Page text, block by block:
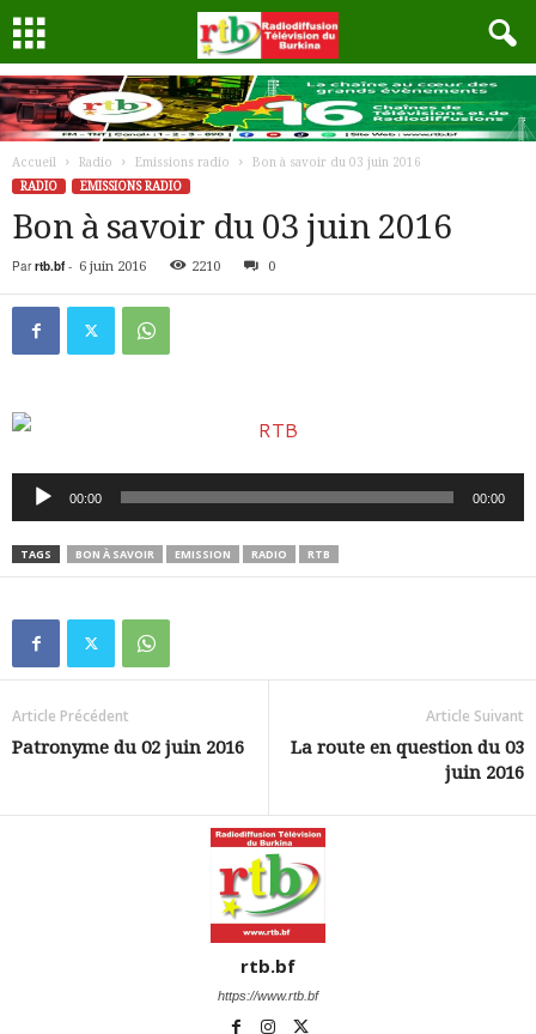
Accueil Radio Emissions radio
Bon à savoir du 03 juin 2016
RADIO
EMISSIONS RADIO
Bon à savoir du 03 juin 2016
Par rtb.bf- 6 juin 2016 2210 0
Lecteur
audio
00:00 00:00
TAGS BON À SAVOIR EMISSION RADIO RTB
Article Précédent
Patronyme du 02 juin 2016
Article Suivant
La route en question du 03
juin 2016
rtb.bf
https://www.rtb.bf